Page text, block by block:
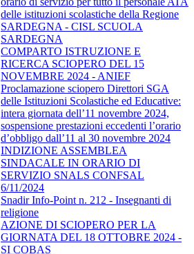
delle istituzioni scolastiche della Regione
SARDEGNA - CISL SCUOLA
SARDEGNA
COMPARTO ISTRUZIONE E
RICERCA SCIOPERO DEL 15
NOVEMBRE 2024 - ANIEF
Proclamazione sciopero Direttori SGA
delle Istituzioni Scolastiche ed Educative:
intera giornata dell’11 novembre 2024,
sospensione prestazioni eccedenti l’orario
d’obbligo dall’11 al 30 novembre 2024
INDIZIONE ASSEMBLEA
SINDACALE IN ORARIO DI
SERVIZIO SNALS CONFSAL
6/11/2024
Snadir Info-Point n. 212 - Insegnanti di
religione
AZIONE DI SCIOPERO PER LA
GIORNATA DEL 18 OTTOBRE 2024 -
SI COBAS